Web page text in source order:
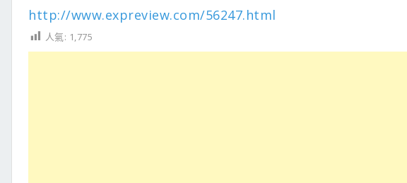
http://www.expreview.com/56247.html
人氣: 1,775